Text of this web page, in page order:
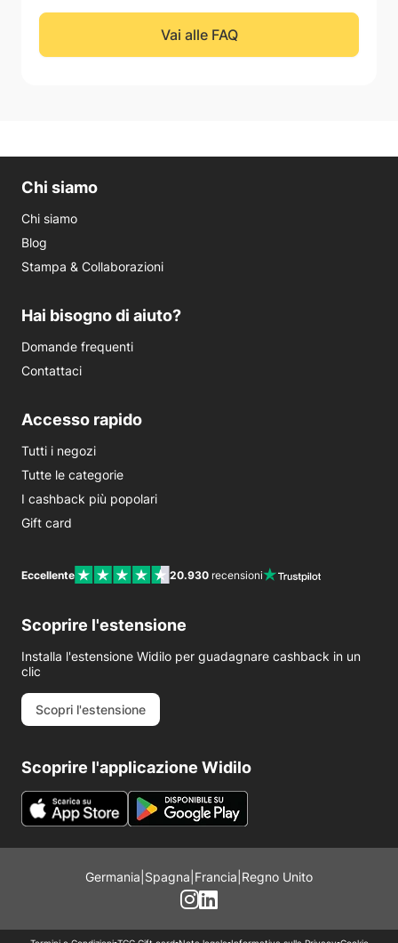
Vai alle FAQ
Chi siamo
Chi siamo
Blog
Stampa & Collaborazioni
Hai bisogno di aiuto?
Domande frequenti
Contattaci
Accesso rapido
Tutti i negozi
Tutte le categorie
I cashback più popolari
Gift card
Eccellente 20.930 recensioni
Scoprire l'estensione
Installa l'estensione Widilo per guadagnare cashback in un
clic
Scopri l'estensione
Scoprire l'applicazione Widilo
Germania Spagna Francia Regno Unito